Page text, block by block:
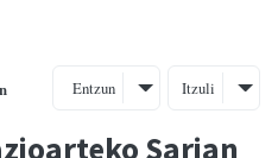
Entzun Itzuli
Sarian